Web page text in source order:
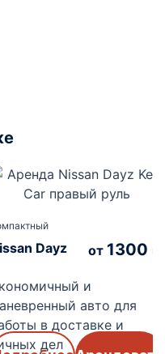
Dayz от 1300
и
авто для
в доставке и
дел